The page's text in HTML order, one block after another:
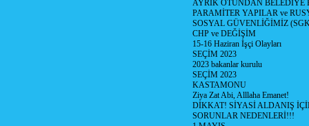
AYRIK OTUNDAN
PARAMİTER YAPILAR ve
SOSYAL GÜVENLİĞİMİZ
CHP ve DEĞİŞİM
15-16 Haziran İşçi Olayları
SEÇİM 2023
2023 bakanlar kurulu
SEÇİM 2023
KASTAMONU
Ziya Zat Abi, Alllaha Emanet!
DİKKAT! SİYASİ ALDANIŞ
SORUNLAR NEDENLERİ!!!